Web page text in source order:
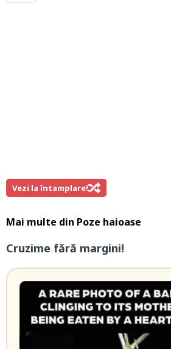
Vezi la întamplare!
Mai multe din Poze haioase
Cruzime fără margini!